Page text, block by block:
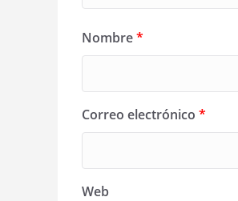
Nombre*
Correo electrónico *
Web